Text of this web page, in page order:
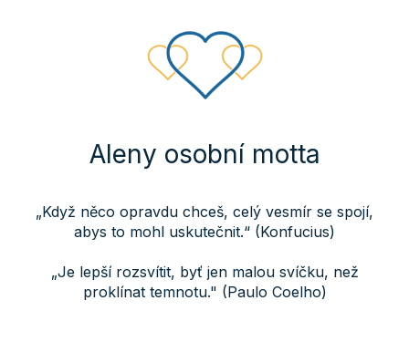
Aleny osobní motta
„Když něco opravdu chceš, celý vesmír se spojí,
abys to mohl uskutečnit.“ (Konfucius)
„Je lepší rozsvítit, byť jen malou svíčku, než
proklínat temnotu." (Paulo Coelho)